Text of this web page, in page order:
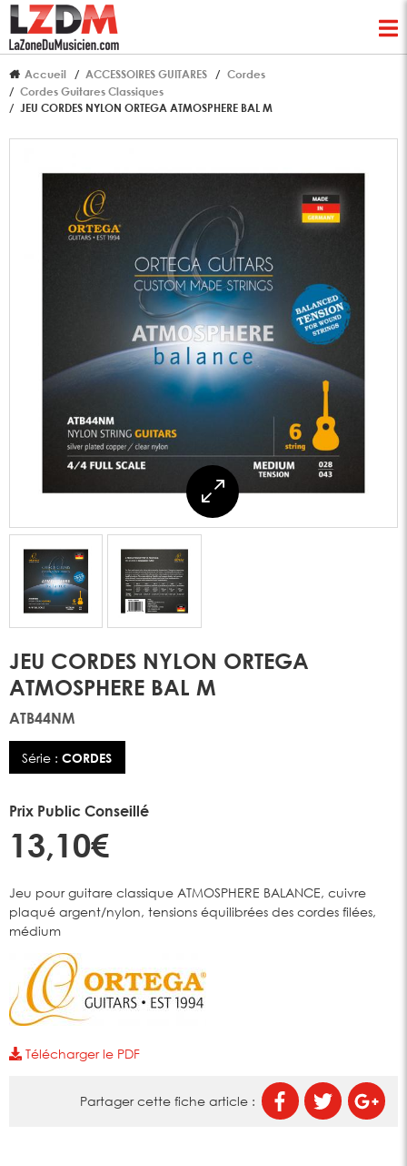
Accueil ACCESSOIRES GUITARES
Cordes
Cordes Guitares Classiques
JEU CORDES NYLON ORTEGA ATMOSPHERE BAL M
JEU CORDES NYLON ORTEGA
ATMOSPHERE BAL M
ATB44NM
Série :CORDES
Prix Public Conseillé
13,10€
Jeu pour guitare classique ATMOSPHERE BALANCE, cuivre
plaqué argent/nylon, tensions équilibrées des cordes filées,
médium
Télécharger le PDF
Partager cette fiche article :